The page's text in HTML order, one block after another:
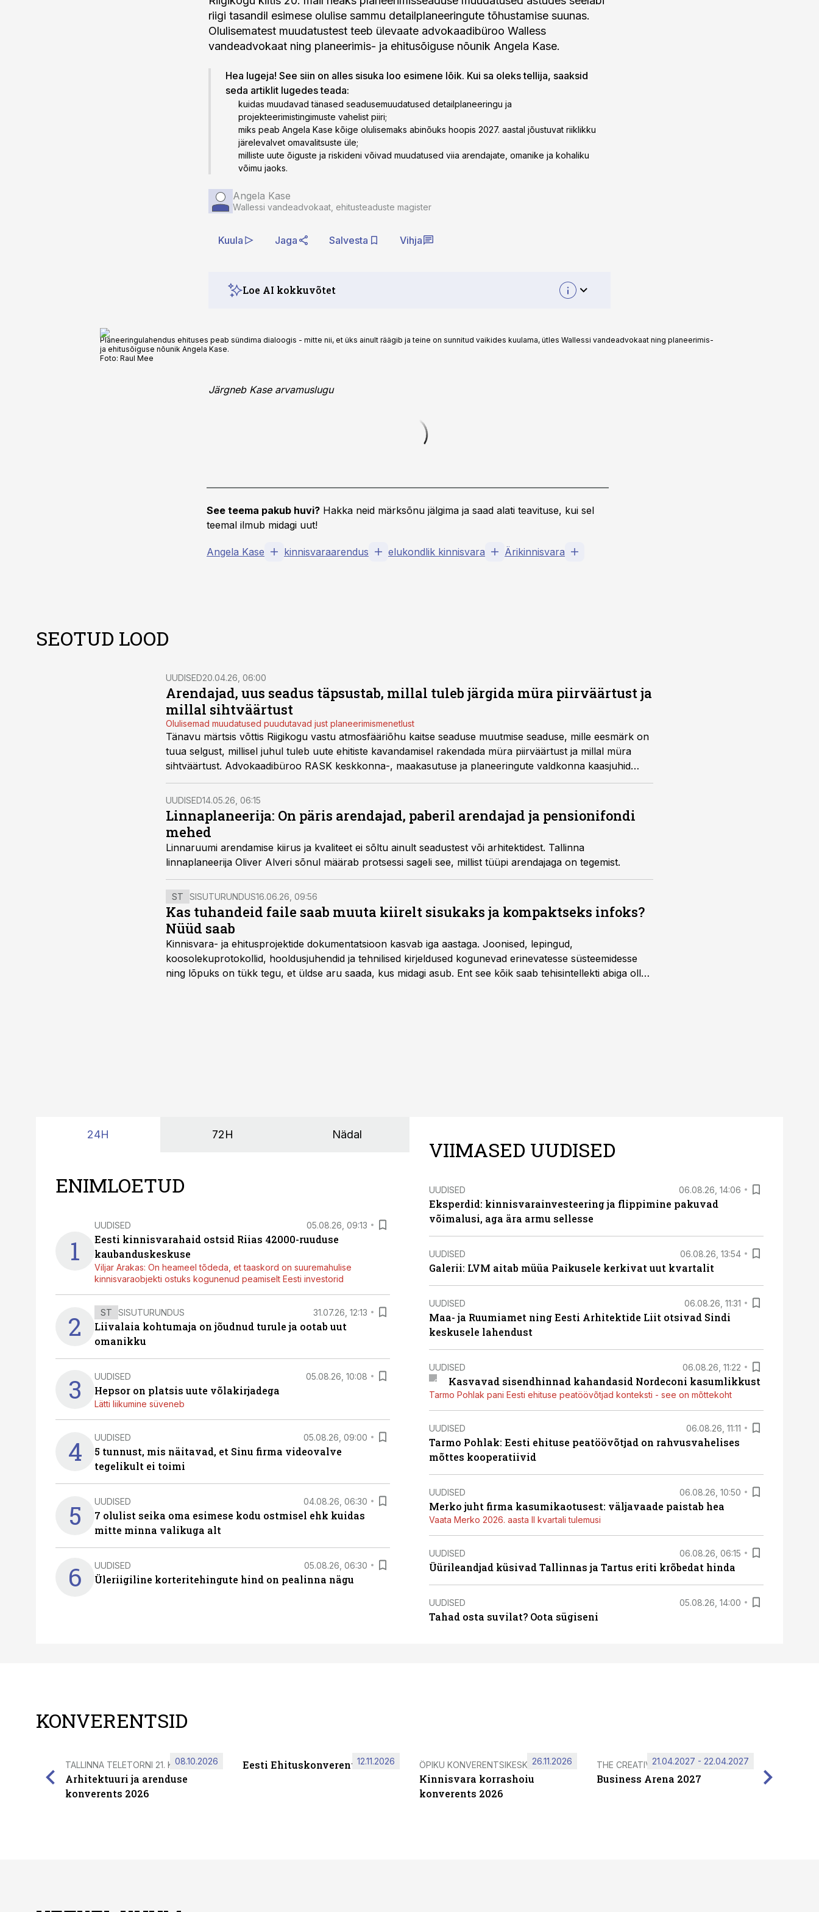
riigi tasandil esimese olulise sammu detailplaneeringute tõhustamise suunas.
Olulisematest muudatustest teeb ülevaate advokaadibüroo Walless
vandeadvokaat ning planeerimis- ja ehitusõiguse nõunik Angela Kase.
Hea lugeja! See siin on alles sisuka loo esimene lõik. Kui sa oleks tellija, saaksid
seda artiklit lugedes teada:
kuidas muudavad tänased seadusemuudatused detailplaneeringu ja
projekteerimistingimuste vahelist piiri;
miks peab Angela Kase kõige olulisemaks abinõuks hoopis 2027. aastal jõustuvat riiklikku
järelevalvet omavalitsuste üle;
milliste uute õiguste ja riskideni võivad muudatused viia arendajate, omanike ja kohaliku
võimu jaoks.
Angela Kase
Wallessi vandeadvokaat, ehitusteaduste magister
Kuula Jaga Salvesta Vihja
Loe AI kokkuvõtet
Planeeringulahendus ehituses peab sündima dialoogis - mitte nii, et üks ainult räägib ja teine on sunnitud vaikides kuulama, ütles Wallessi vandeadvokaat ning planeerimis-
ja ehitusõiguse nõunik Angela Kase.
Foto: Raul Mee
Järgneb Kase arvamuslugu
See teema pakub huvi? Hakka neid märksõnu jälgima ja saad alati teavituse, kui sel
teemal ilmub midagi uut!
Angela Kase kinnisvaraarendus elukondlik kinnisvara Ärikinnisvara
SEOTUD LOOD
UUDISED20.04.26, 06:00
Arendajad, uus seadus täpsustab, millal tuleb järgida müra piirväärtust ja
millal sihtväärtust
Olulisemad muudatused puudutavad just planeerimismenetlust
Tänavu märtsis võttis Riigikogu vastu atmosfääriõhu kaitse seaduse muutmise seaduse, mille eesmärk on
tuua selgust, millisel juhul tuleb uute ehitiste kavandamisel rakendada müra piirväärtust ja millal müra
sihtväärtust. Advokaadibüroo RASK keskkonna-, maakasutuse ja planeeringute valdkonna kaasjuhid
Sandra Kaas ning Villy Lopman selgitavad seadusemuudatuse taustal, miks on see küsimus seni palju
segadust tekitanud.
UUDISED14.05.26, 06:15
Linnaplaneerija: On päris arendajad, paberil arendajad ja pensionifondi
mehed
Linnaruumi arendamise kiirus ja kvaliteet ei sõltu ainult seadustest või arhitektidest. Tallinna
linnaplaneerija Oliver Alveri sõnul määrab protsessi sageli see, millist tüüpi arendajaga on tegemist.
ST SISUTURUNDUS16.06.26, 09:56
Kas tuhandeid faile saab muuta kiirelt sisukaks ja kompaktseks infoks?
Nüüd saab
Kinnisvara- ja ehitusprojektide dokumentatsioon kasvab iga aastaga. Joonised, lepingud,
koosolekuprotokollid, hooldusjuhendid ja tehnilised kirjeldused kogunevad erinevatesse süsteemidesse
ning lõpuks on tükk tegu, et üldse aru saada, kus midagi asub. Ent see kõik saab tehisintellekti abiga olla
24H 72H Nädal
ENIMLOETUD
1
UUDISED 05.08.26, 09:13
Eesti kinnisvarahaid ostsid Riias 42000-ruuduse
kaubanduskeskuse
Viljar Arakas: On heameel tõdeda, et taaskord on suuremahulise
kinnisvaraobjekti ostuks kogunenud peamiselt Eesti investorid
2 ST SISUTURUNDUS 31.07.26, 12:13
Liivalaia kohtumaja on jõudnud turule ja ootab uut
omanikku
3 UUDISED 05.08.26, 10:08
Hepsor on platsis uute võlakirjadega
Lätti liikumine süveneb
4 UUDISED 05.08.26, 09:00
5 tunnust, mis näitavad, et Sinu firma videovalve
tegelikult ei toimi
5 UUDISED 04.08.26, 06:30
7 olulist seika oma esimese kodu ostmisel ehk kuidas
mitte minna valikuga alt
6 UUDISED 05.08.26, 06:30
Üleriigiline korteritehingute hind on pealinna nägu
VIIMASED UUDISED
UUDISED 06.08.26, 14:06
Eksperdid: kinnisvarainvesteering ja flippimine pakuvad
võimalusi, aga ära armu sellesse
UUDISED 06.08.26, 13:54
Galerii: LVM aitab müüa Paikusele kerkivat uut kvartalit
UUDISED 06.08.26, 11:31
Maa- ja Ruumiamet ning Eesti Arhitektide Liit otsivad Sindi
keskusele lahendust
UUDISED 06.08.26, 11:22
Kasvavad sisendhinnad kahandasid Nordeconi kasumlikkust
Tarmo Pohlak pani Eesti ehituse peatöövõtjad konteksti - see on mõttekoht
UUDISED 06.08.26, 11:11
Tarmo Pohlak: Eesti ehituse peatöövõtjad on rahvusvahelises
mõttes kooperatiivid
UUDISED 06.08.26, 10:50
Merko juht firma kasumikaotusest: väljavaade paistab hea
Vaata Merko 2026. aasta II kvartali tulemusi
UUDISED 06.08.26, 06:15
Üürileandjad küsivad Tallinnas ja Tartus eriti krõbedat hinda
UUDISED 05.08.26, 14:00
Tahad osta suvilat? Oota sügiseni
KONVERENTSID
TALLINNA TELETORNI 21. KORRUSEL
Arhitektuuri ja arenduse
konverents 2026
08.10.2026 Eesti Ehituskonverents 2026
12.11.2026 ÖPIKU KONVERENTSIKESKUS
Kinnisvara korrashoiu
konverents 2026
26.11.2026 THE CREATIVE HUB
Business Arena 2027
21.04.2027 - 22.04.2027